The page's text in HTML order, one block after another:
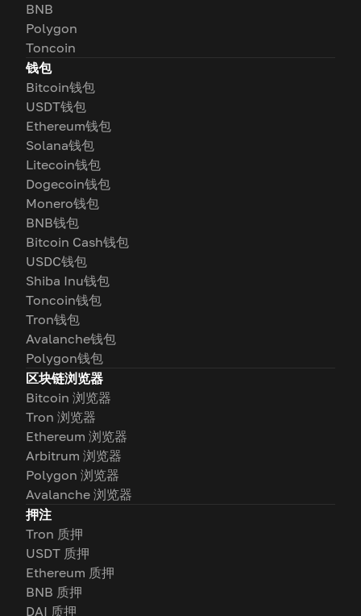
BNB
Polygon
Toncoin
钱包
Bitcoin钱包
USDT钱包
Ethereum钱包
Solana钱包
Litecoin钱包
Dogecoin钱包
Monero钱包
BNB钱包
Bitcoin Cash钱包
USDC钱包
Shiba Inu钱包
Toncoin钱包
Tron钱包
Avalanche钱包
Polygon钱包
区块链浏览器
Bitcoin 浏览器
Tron 浏览器
Ethereum 浏览器
Arbitrum 浏览器
Polygon 浏览器
Avalanche 浏览器
押注
Tron 质押
USDT 质押
Ethereum 质押
BNB 质押
DAI 质押